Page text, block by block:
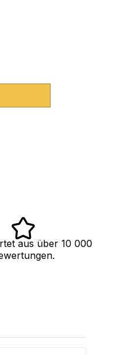
Wert ein
aus über 10 000